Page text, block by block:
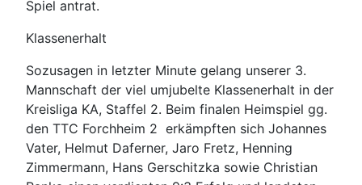
Spiel antrat.
Klassenerhalt
Sozusagen in letzter Minute gelang unserer 3.
Mannschaft der viel umjubelte Klassenerhalt in der
Kreisliga KA, Staffel 2. Beim finalen Heimspiel gg.
den TTC Forchheim 2 erkämpften sich Johannes
Vater, Helmut Daferner, Jaro Fretz, Henning
Zimmermann, Hans Gerschitzka sowie Christian